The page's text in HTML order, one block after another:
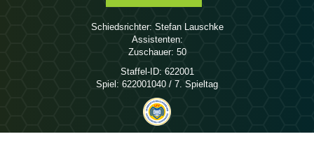
Schiedsrichter:  
Assistenten:
Zuschauer: 50
Staffel-ID: 622001
Spiel: 622001040 / 7. Spieltag